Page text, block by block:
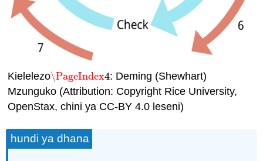
Kielelezo\PageIndex4
\PageIndex4: Deming (Shewhart)
Mzunguko (Attribution: Copyright Rice University,
OpenStax, chini ya CC-BY 4.0 leseni)
hundi ya dhana